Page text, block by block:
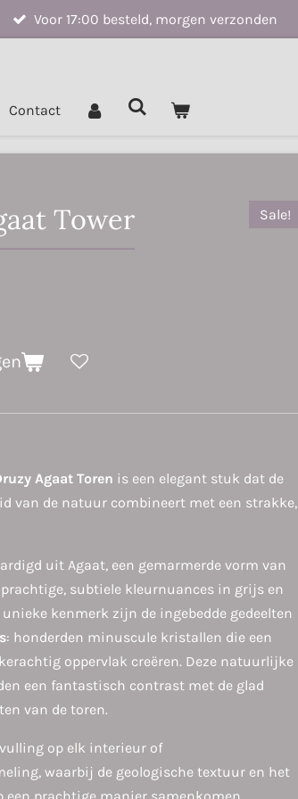
Voor 17:00 besteld, morgen verzonden
Contact
Tower Sale!
Agaat Toren is een elegant stuk dat de
van de natuur combineert met een strakke,
uit Agaat, een gemarmerde vorm van
subtiele kleurnuances in grijs en
kenmerk zijn de ingebedde gedeelten
: honderden minuscule kristallen die een
oppervlak creëren. Deze natuurlijke
een fantastisch contrast met de glad
van de toren.
op elk interieur of
waarbij de geologische textuur en het